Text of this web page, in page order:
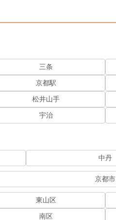
三条
京都駅
松井山手
宇治
中丹
京都市
東山区
南区